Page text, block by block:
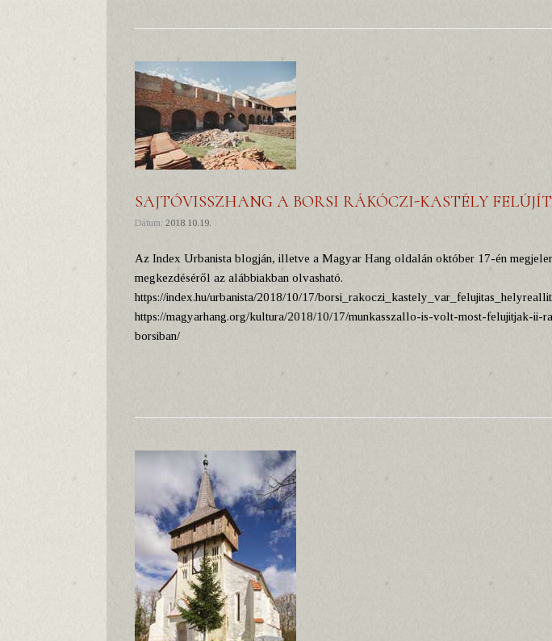
SAJTÓVISSZHANG A BORSI RÁKÓCZI-KASTÉLY
Dátum: 2018.10.19.
Az Index Urbanista blogján, illetve a Magyar Hang oldalán október 17-én
megkezdéséről az alábbiakban olvasható.
https://index.hu/urbanista/2018/10/17/
https://magyarhang.org/kultura/2018/10/17/munkasszallo-is-volt-most-felujitjak-ii-
borsiban/